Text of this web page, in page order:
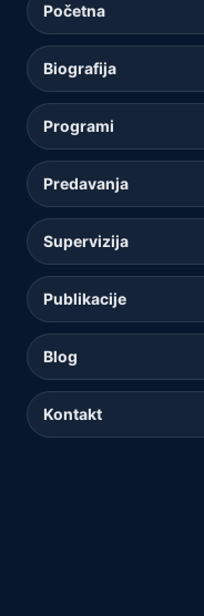
Početna
Biografija
Programi
Predavanja
Supervizija
Publikacije
Blog
Kontakt